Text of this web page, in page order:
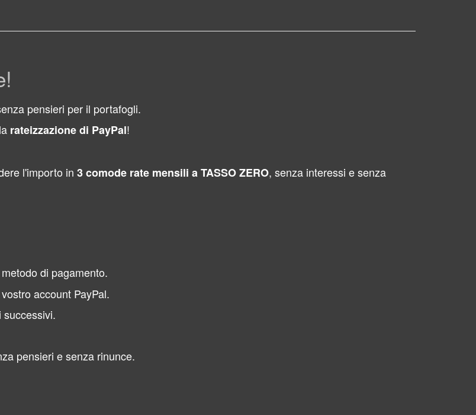
pensieri per il portafogli.
rateizzazione di PayPal!
l'importo in 3 comode rate mensili a TASSO ZERO, senza interessi e senza
di pagamento.
account PayPal.
pensieri e senza rinunce.